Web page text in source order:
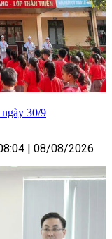
30/9
| 08/08/2026